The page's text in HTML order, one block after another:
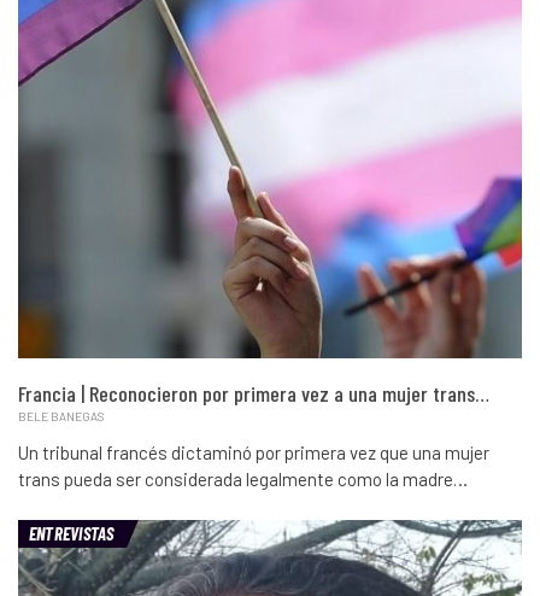
Francia | Reconocieron por primera vez a una mujer trans…
BELE BANEGAS
Un tribunal francés dictaminó por primera vez que una mujer
trans pueda ser considerada legalmente como la madre…
ENTREVISTAS